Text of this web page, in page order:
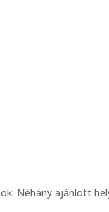
Néhány ajánlott